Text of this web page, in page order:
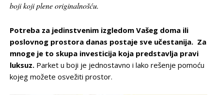
boji koji plene originalnošću.
Potreba za jedinstvenim izgledom Vašeg doma ili
poslovnog prostora danas postaje sve učestanija. Za
mnoge je to skupa investicija koja predstavlja pravi
luksuz. Parket u boji je jednostavno i lako rešenje pomoću
kojeg možete osvežiti prostor.